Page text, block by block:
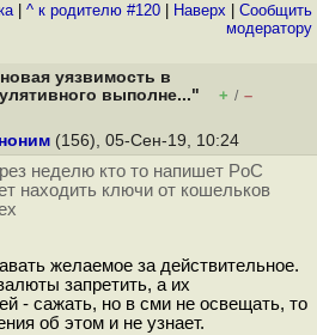
| ^ к родителю #120 Наверх
Cообщить
модератору
уязвимость в
выполне..."
+ / –
(156), 05-Сен-19, 10:24
неделю кто то напишет PoC
находить ключи от кошельков
желаемое за действительное.
запретить, а их
- сажать, но в сми не освещать, то
об этом и не узнает.